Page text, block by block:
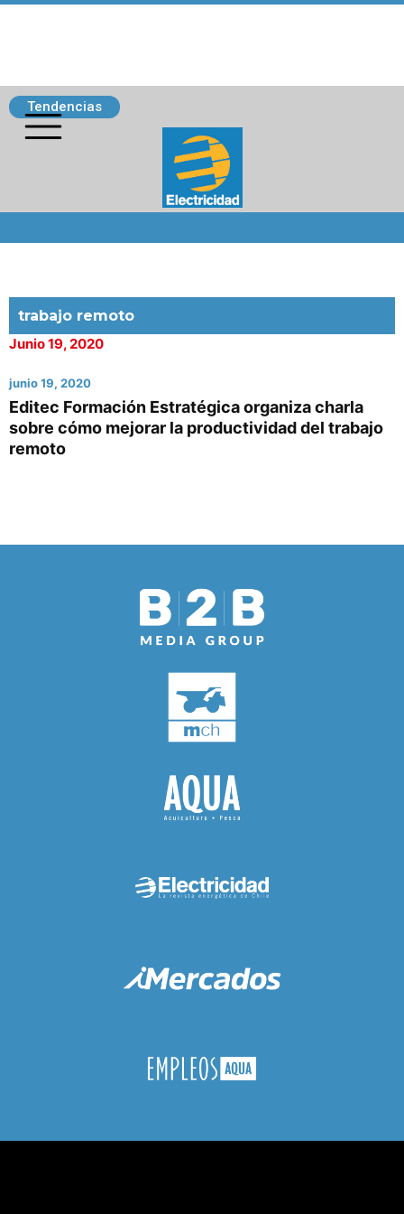
Tendencias
trabajo remoto
Junio 19, 2020
junio 19, 2020
Editec Formación Estratégica organiza charla
sobre cómo mejorar la productividad del trabajo
remoto